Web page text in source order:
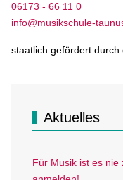
06173 - 66 11 0
info@musikschule-
staatlich gefördert durch
Aktuelles
Für Musik ist es